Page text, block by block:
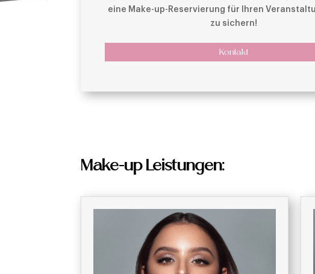
eine Make-up-Reservierung für Ihren
zu sichern!
Kontakt
Make-up Leistungen: